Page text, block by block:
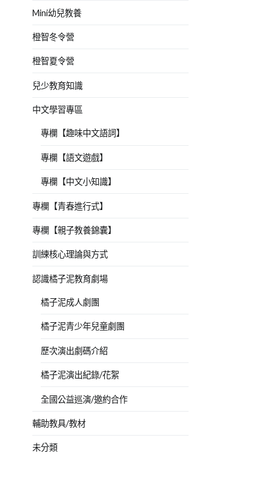
Mini幼兒教養
橙智冬令營
橙智夏令營
兒少教育知識
中文學習專區
專欄【趣味中文語詞】
專欄【語文遊戲】
專欄【中文小知識】
專欄【青春進行式】
專欄【親子教養錦囊】
訓練核心理論與方式
認識橘子泥教育劇場
橘子泥成人劇團
橘子泥青少年兒童劇團
歷次演出劇碼介紹
橘子泥演出紀錄/花絮
全國公益巡演/邀約合作
輔助教具/教材
未分類